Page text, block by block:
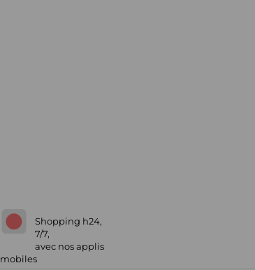
Shopping h24,
7/7,
avec nos applis
mobiles